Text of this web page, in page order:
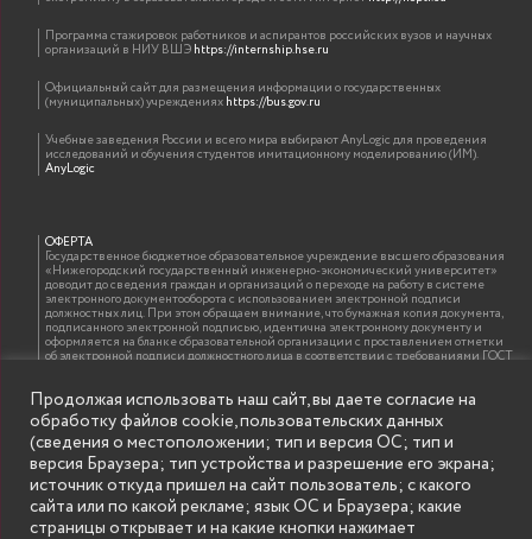
Программа стажировок работников и аспирантов российских вузов и научных
организаций в НИУ ВШЭhttps://internship.hse.ru
Официальный сайт для размещения информации о государственных
(муниципальных) учрежденияхhttps://bus.gov.ru
Учебные заведения России и всего мира выбирают AnyLogic для проведения
исследований и обучения студентов имитационному моделированию (ИМ).
AnyLogic
ОФЕРТА
Государственное бюджетное образовательное учреждение высшего образования
«Нижегородский государственный инженерно-экономический университет»
доводит до сведения граждан и организаций о переходе на работу в системе
электронного документооборота с использованием электронной подписи
должностных лиц. При этом обращаем внимание, что бумажная копия документа,
подписанного электронной подписью, идентична электронному документу и
оформляется на бланке образовательной организации с проставлением отметки
об электронной подписи должностного лица в соответствии с требованиями ГОСТ
ИНФОРМАЦИЯ ДЛЯ ПРАВООБЛАДАТЕЛЕЙ
Все права на аудио и видео материалы, представленные на нашем сайте
принадлежат их законным владельцам и предназначены только для ознакомления.
Наличие материалов на сайте никаким образом не претендует на обозначение
нашего авторского права на данные материалы. Авторы не несут ответственности
за возможные последствия использования их в целях, запрещенных Уголовным
Продолжая использовать наш сайт, вы даете согласие на
обработку файлов cookie, пользовательских данных
(сведения о местоположении; тип и версия ОС; тип и
версия Браузера; тип устройства и разрешение его экрана;
источник откуда пришел на сайт пользователь; с какого
сайта или по какой рекламе; язык ОС и Браузера; какие
страницы открывает и на какие кнопки нажимает